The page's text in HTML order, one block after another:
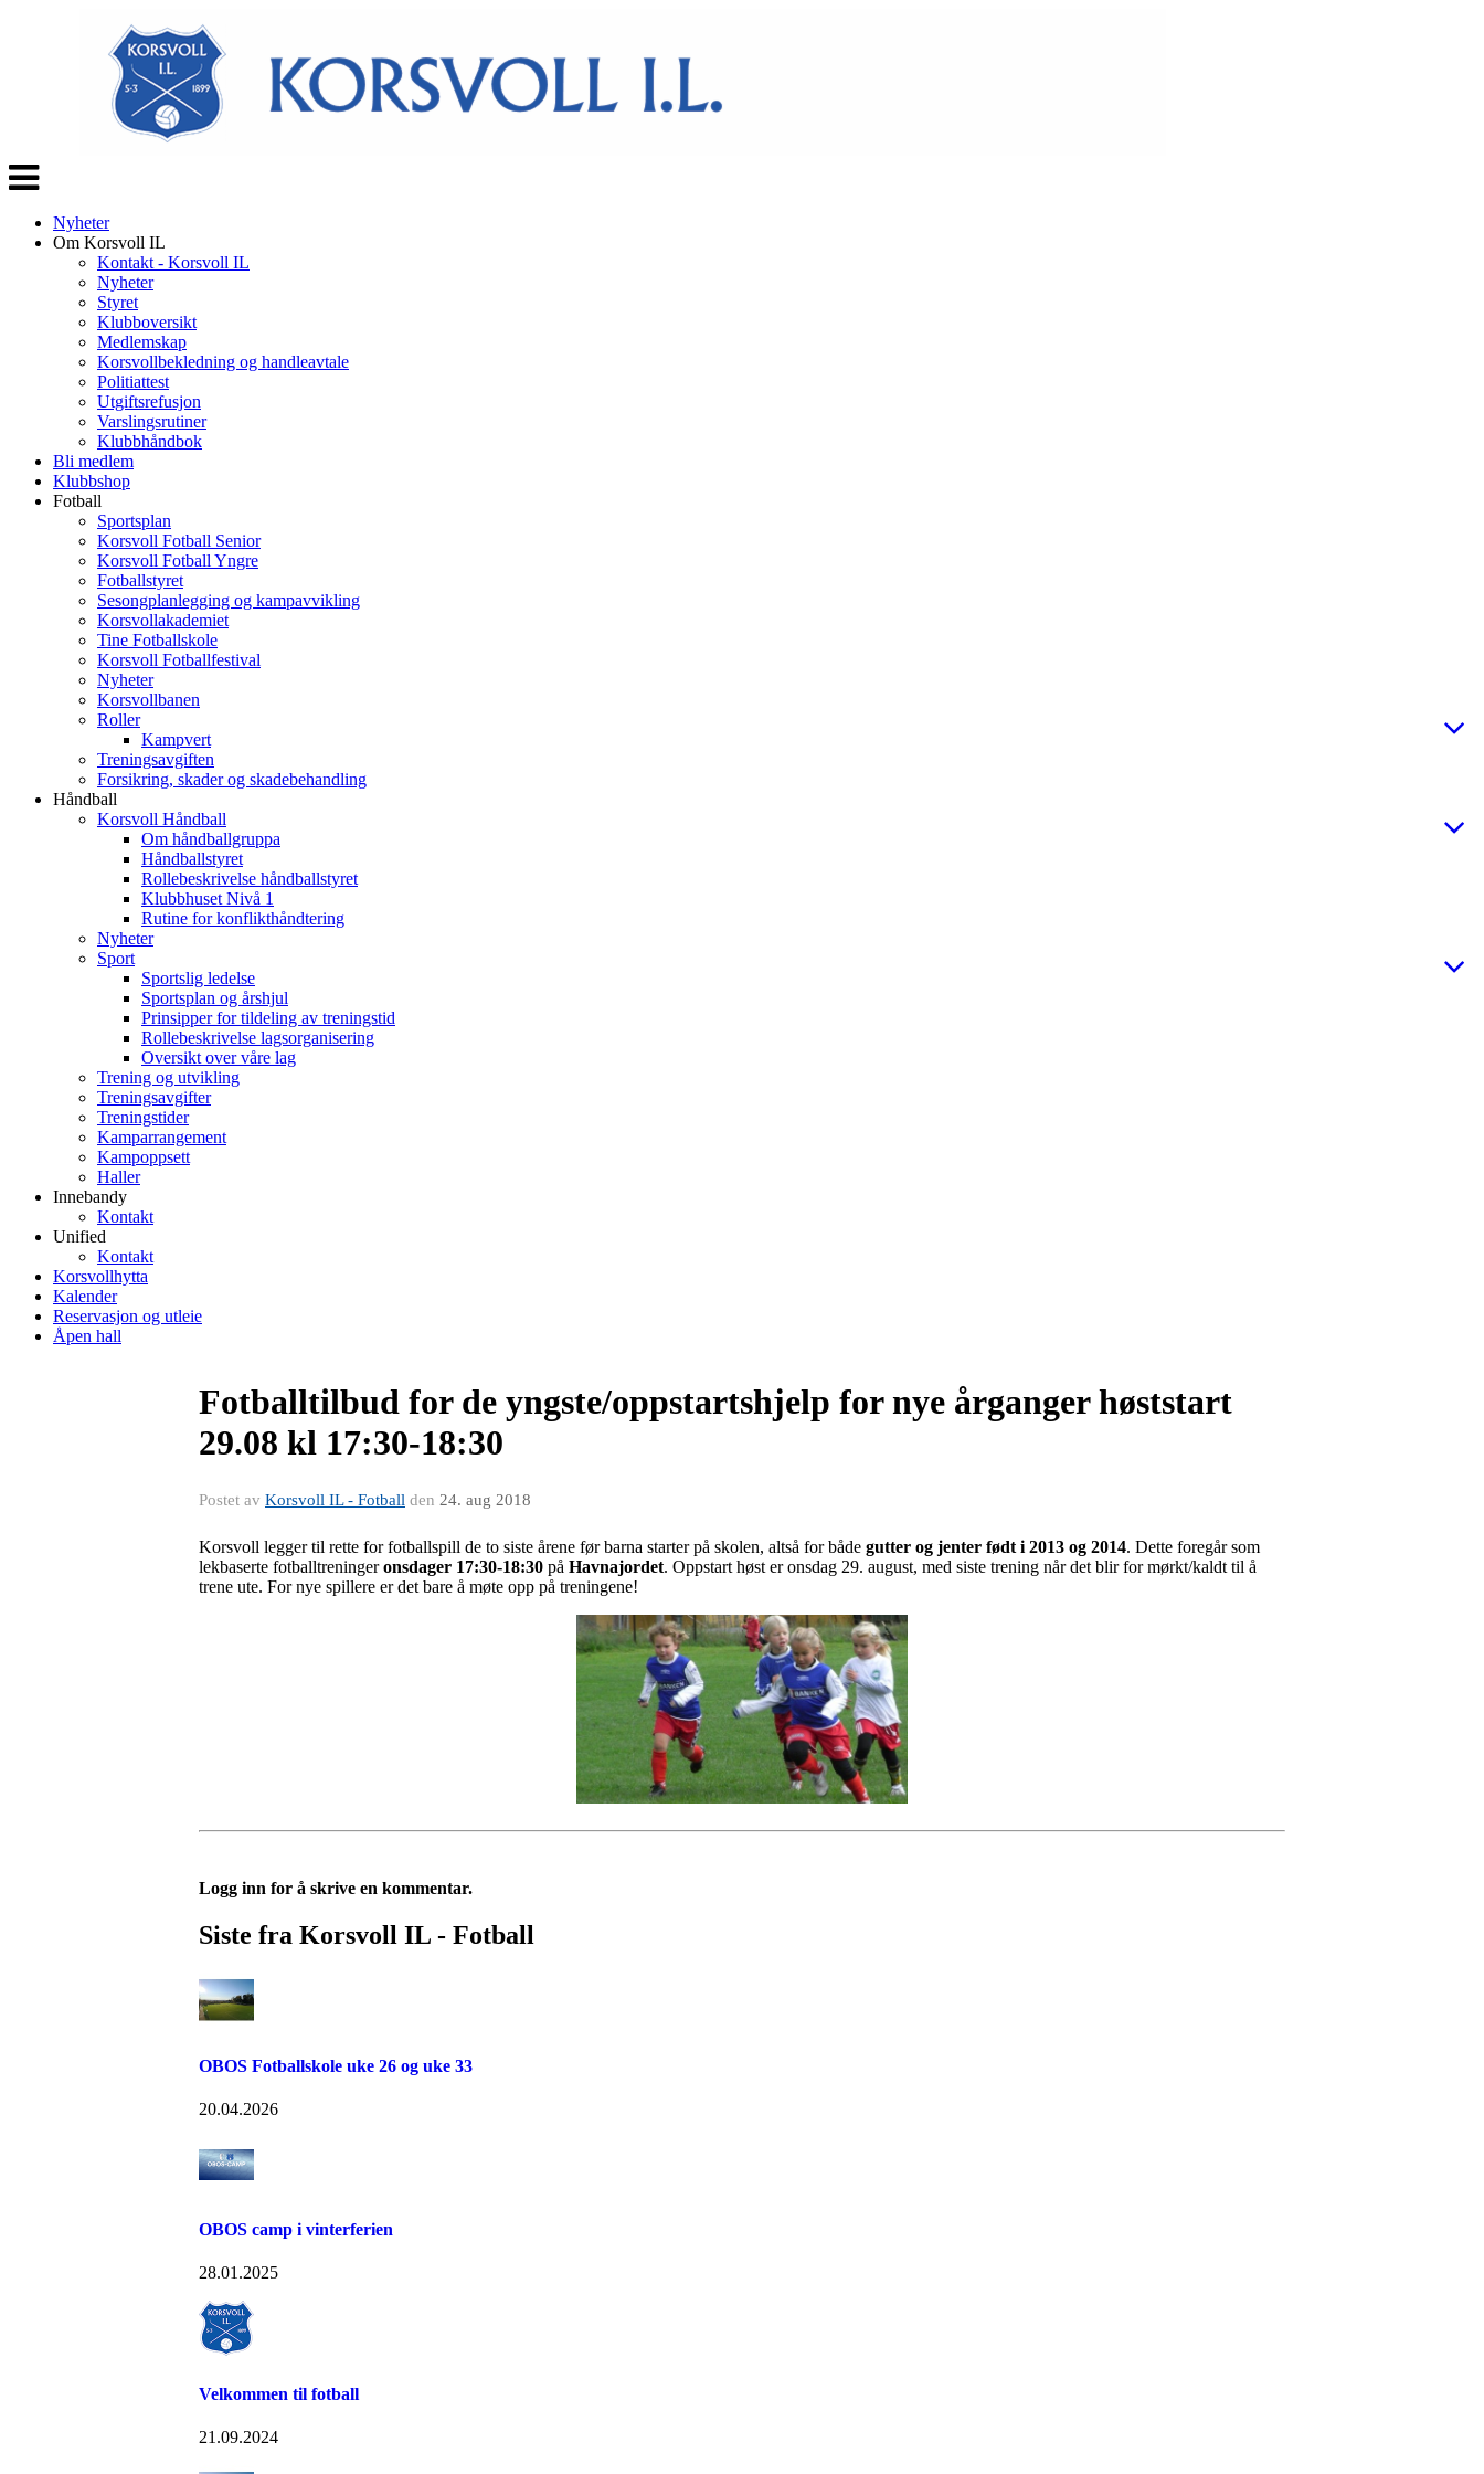
Veksle
navigasjon
Nyheter
Om Korsvoll IL
Kontakt - Korsvoll IL
Nyheter
Styret
Klubboversikt
Medlemskap
Korsvollbekledning og handleavtale
Politiattest
Utgiftsrefusjon
Varslingsrutiner
Klubbhåndbok
Bli medlem
Klubbshop
Fotball
Sportsplan
Korsvoll Fotball Senior
Korsvoll Fotball Yngre
Fotballstyret
Sesongplanlegging og kampavvikling
Korsvollakademiet
Tine Fotballskole
Korsvoll Fotballfestival
Nyheter
Korsvollbanen
Roller
Kampvert
Treningsavgiften
Forsikring, skader og skadebehandling
Håndball
Korsvoll Håndball
Om håndballgruppa
Håndballstyret
Rollebeskrivelse håndballstyret
Klubbhuset Nivå 1
Rutine for konflikthåndtering
Nyheter
Sport
Sportslig ledelse
Sportsplan og årshjul
Prinsipper for tildeling av treningstid
Rollebeskrivelse lagsorganisering
Oversikt over våre lag
Trening og utvikling
Treningsavgifter
Treningstider
Kamparrangement
Kampoppsett
Haller
Innebandy
Kontakt
Unified
Kontakt
Korsvollhytta
Kalender
Reservasjon og utleie
Åpen hall
Fotballtilbud for de yngste/oppstartshjelp for nye årganger høststart
29.08 kl 17:30-18:30
Postet av Korsvoll IL - Fotball den 24. aug 2018
Korsvoll legger til rette for fotballspill de to siste årene før barna starter på skolen, altså for både gutter og jenter født i 2013 og 2014. Dette foregår som
lekbaserte fotballtreningeronsdager 17:30-18:30 på Havnajordet. Oppstart høst er onsdag 29. august, med siste trening når det blir for mørkt/kaldt til å
trene ute. For nye spillere er det bare å møte opp på treningene!
Logg inn for å skrive en kommentar.
Siste fra Korsvoll IL - Fotball
OBOS Fotballskole uke 26 og uke 33
20.04.2026
OBOS camp i vinterferien
28.01.2025
Velkommen til fotball
21.09.2024